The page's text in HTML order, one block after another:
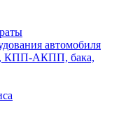
автомобиля
КПП-АКПП, бака,